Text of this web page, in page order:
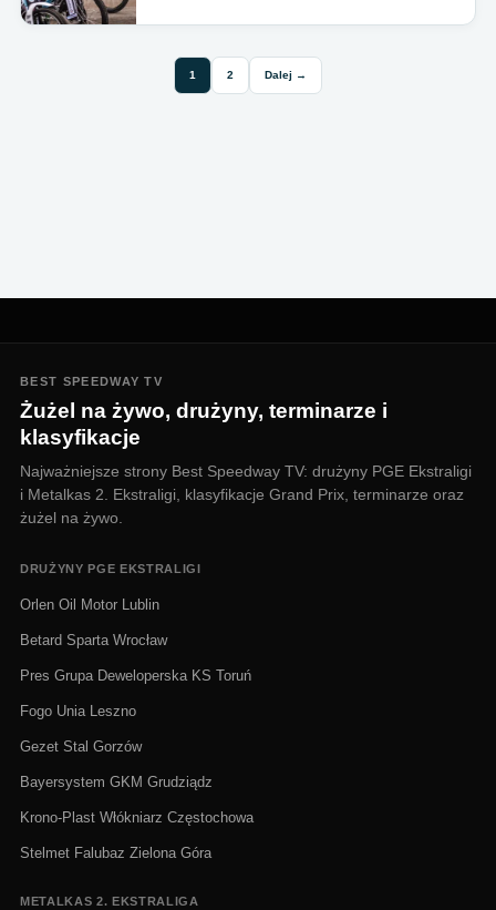
1 2 Dalej →
BEST SPEEDWAY TV
Żużel na żywo, drużyny, terminarze i
klasyfikacje
Najważniejsze strony Best Speedway TV: drużyny PGE Ekstraligi
i Metalkas 2. Ekstraligi, klasyfikacje Grand Prix, terminarze oraz
żużel na żywo.
DRUŻYNY PGE EKSTRALIGI
Orlen Oil Motor Lublin
Betard Sparta Wrocław
Pres Grupa Deweloperska KS Toruń
Fogo Unia Leszno
Gezet Stal Gorzów
Bayersystem GKM Grudziądz
Krono-Plast Włókniarz Częstochowa
Stelmet Falubaz Zielona Góra
METALKAS 2. EKSTRALIGA